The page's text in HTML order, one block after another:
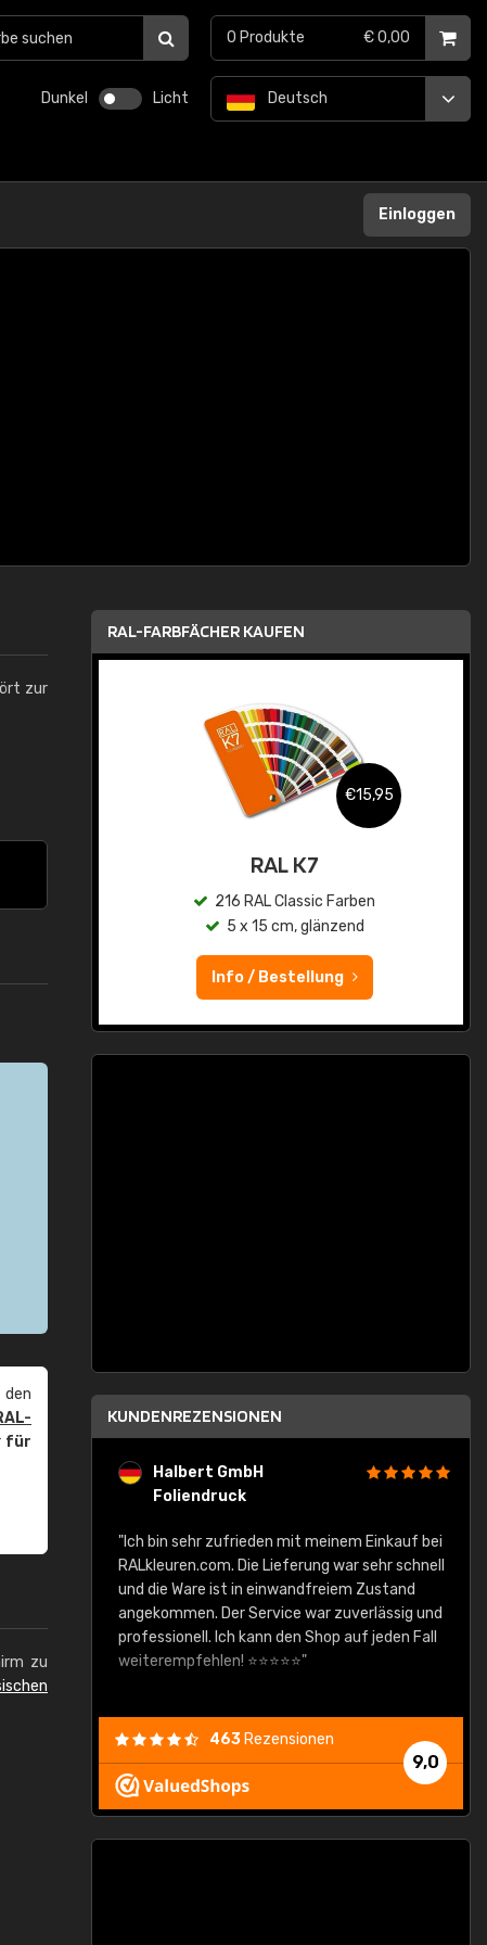
Dunkel Licht Deutsch
0 Produkte € 0,00
Einloggen
zur
für
zu
RAL-FARBFÄCHER KAUFEN
€15,95
RAL K7
216 RAL Classic Farben
5 x 15 cm, glänzend
Info / Bestellung
KUNDENREZENSIONEN
Halbert GmbH
Foliendruck
"Ich bin sehr zufrieden mit meinem Einkauf bei
RALkleuren.com. Die Lieferung war sehr schnell
und die Ware ist in einwandfreiem Zustand
angekommen. Der Service war zuverlässig und
professionell. Ich kann den Shop auf jeden Fall
weiterempfehlen! ⭐⭐⭐⭐⭐"
9,0
463 Rezensionen